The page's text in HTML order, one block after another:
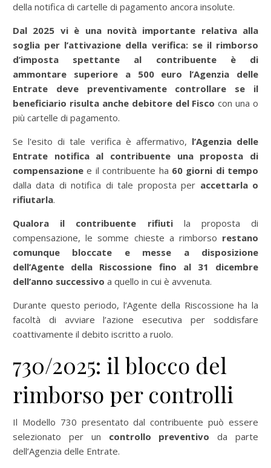
della notifica di cartelle di pagamento ancora insolute.
Dal 2025 vi è una novità importante relativa alla
soglia per l’attivazione della verifica:se il rimborso
d’imposta spettante al contribuente è di
ammontare superiore a 500 euro
l’Agenzia delle
Entrate deve preventivamente controllare se il
beneficiario risulta anche debitore del Fiscocon una o
più cartelle di pagamento.
Se l'esito di tale verifica è affermativo, l’Agenzia delle
Entrate notifica al contribuente una proposta di
compensazionee il contribuente ha 60 giorni di tempo
dalla data di notifica di tale proposta per accettarla o
rifiutarla.
Qualora il contribuente rifiuti la proposta di
compensazione, le somme chieste a rimborso restano
comunque bloccate e messe a disposizione
dell’Agente della Riscossione fino al 31 dicembre
dell’anno successivo a quello in cui è avvenuta.
Durante questo periodo, l’Agente della Riscossione ha la
facoltà di avviare l’azione esecutiva per soddisfare
coattivamente il debito iscritto a ruolo.
730/2025: il blocco del
rimborso per controlli
Il Modello 730 presentato dal contribuente può essere
selezionato per un controllo preventivo da parte
dell’Agenzia delle Entrate.